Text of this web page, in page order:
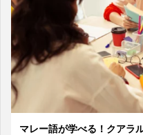
マレー語が学べる！クアラ